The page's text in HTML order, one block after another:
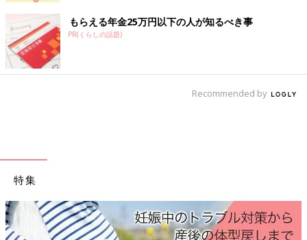
zozozoemilyさんは、ユニクロのオンラインショップで「ラウン
ドミニショルダーバッグ」を購入。こちらはマリメッコとのコラ
ボ商品で、Tシャツもいっしょにゲットしたんだとか。バッグの
柄の出方が可愛いですよね。お出かけもグッと楽しくなりそうで
もらえる年金25万円以下の人が知るべき事
PR(くらしの話題)
Recommended by
特集